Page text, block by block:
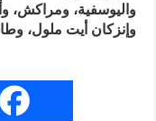
واليوسفية، ومراكش،
وإنزكان أيت ملول،